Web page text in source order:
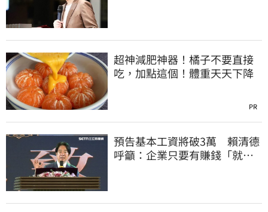
超神減肥神器！橘子不要直接
吃，加點這個！體重天天下降
PR
預告基本工資將破3萬 賴清德
呼籲：企業只要有賺錢「就該